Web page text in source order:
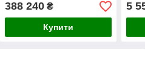
388 240₴
Купити
5